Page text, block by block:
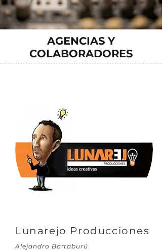
AGENCIAS Y
COLABORADORES
Lunarejo Producciones
Alejandro Bartaburú